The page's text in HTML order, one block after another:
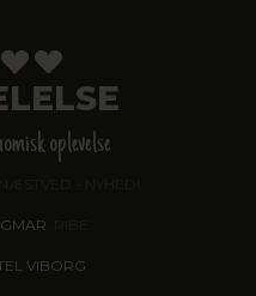
oplevelse
VIBORG